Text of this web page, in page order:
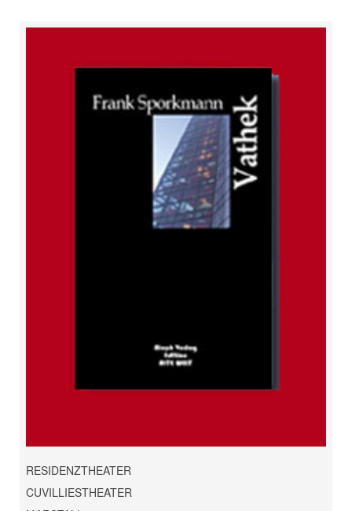
RESIDENZTHEATER
CUVILLIESTHEATER